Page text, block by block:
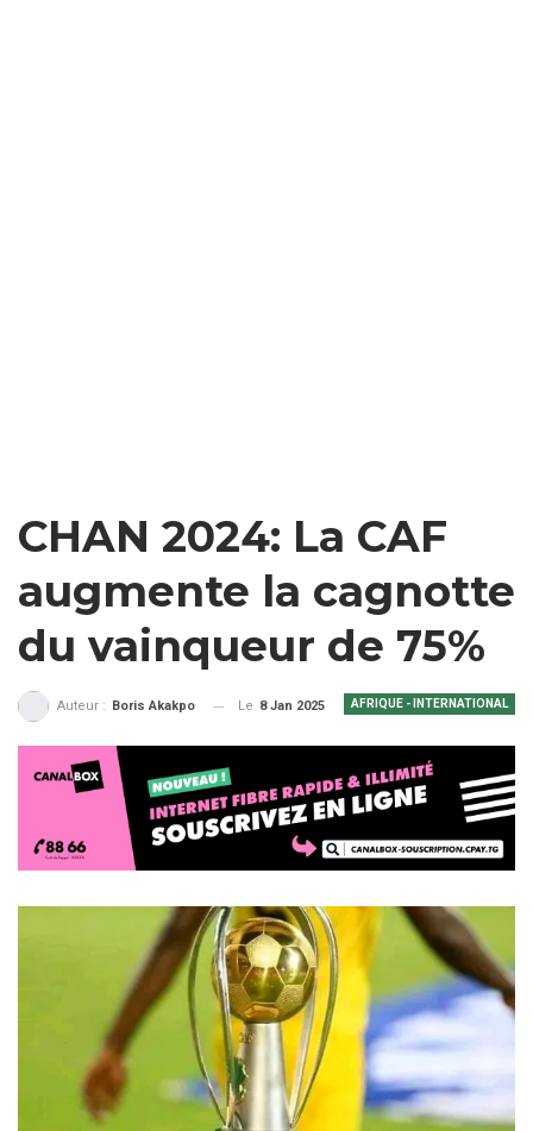
CHAN 2024: La CAF
augmente la cagnotte
du vainqueur de 75%
AFRIQUE - INTERNATIONAL
Auteur : Boris Akakpo Le 8 Jan 2025